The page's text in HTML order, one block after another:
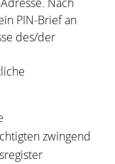
PIN-Brief an
des/der
zwingend